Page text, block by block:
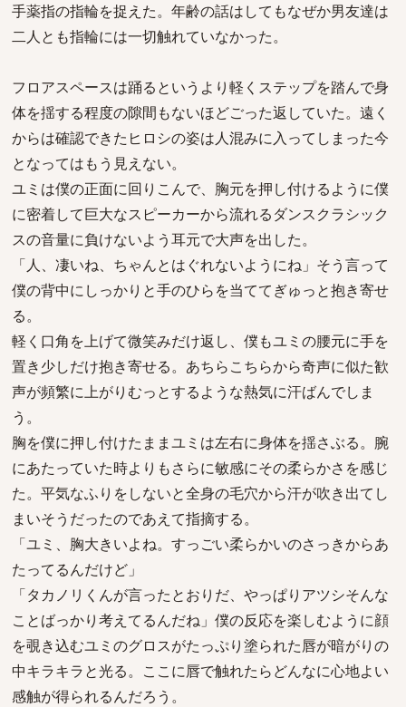
手薬指の指輪を捉えた。年齢の話はしてもなぜか男友達は
二人とも指輪には一切触れていなかった。
フロアスペースは踊るというより軽くステップを踏んで身
体を揺する程度の隙間もないほどごった返していた。遠く
からは確認できたヒロシの姿は人混みに入ってしまった今
となってはもう見えない。
ユミは僕の正面に回りこんで、胸元を押し付けるように僕
に密着して巨大なスピーカーから流れるダンスクラシック
スの音量に負けないよう耳元で大声を出した。
「人、凄いね、ちゃんとはぐれないようにね」そう言って
僕の背中にしっかりと手のひらを当ててぎゅっと抱き寄せ
る。
軽く口角を上げて微笑みだけ返し、僕もユミの腰元に手を
置き少しだけ抱き寄せる。あちらこちらから奇声に似た歓
声が頻繁に上がりむっとするような熱気に汗ばんでしま
う。
胸を僕に押し付けたままユミは左右に身体を揺さぶる。腕
にあたっていた時よりもさらに敏感にその柔らかさを感じ
た。平気なふりをしないと全身の毛穴から汗が吹き出てし
まいそうだったのであえて指摘する。
「ユミ、胸大きいよね。すっごい柔らかいのさっきからあ
たってるんだけど」
「タカノリくんが言ったとおりだ、やっぱりアツシそんな
ことばっかり考えてるんだね」僕の反応を楽しむように顔
を覗き込むユミのグロスがたっぷり塗られた唇が暗がりの
中キラキラと光る。ここに唇で触れたらどんなに心地よい
感触が得られるんだろう。